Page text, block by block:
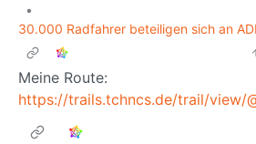
•
30.000 Radfahrer beteiligen sich an
Meine Route:
https://trails.tchncs.de/trail/view/